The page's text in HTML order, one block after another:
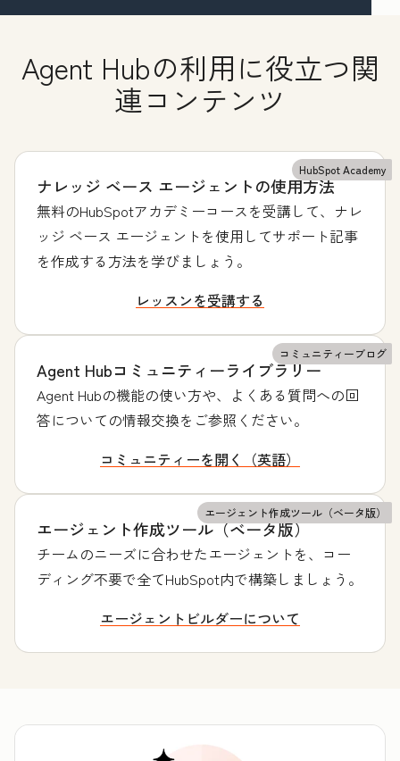
Agent Hubの利用に役立つ関
連コンテンツ
HubSpot Academy
ナレッジ ベース エージェントの使用方法
無料のHubSpotアカデミーコースを受講して、ナレ
ッジ ベース エージェントを使用してサポート記事
を作成する方法を学びましょう。
レッスンを受講する
コミュニティーブログ
Agent Hubコミュニティーライブラリー
Agent Hubの機能の使い方や、よくある質問への回
答についての情報交換をご参照ください。
コミュニティーを開く（英語）
エージェント作成ツール（ベータ版）
エージェント作成ツール（ベータ版）
チームのニーズに合わせたエージェントを、コー
ディング不要で全てHubSpot内で構築しましょう。
エージェントビルダーについて